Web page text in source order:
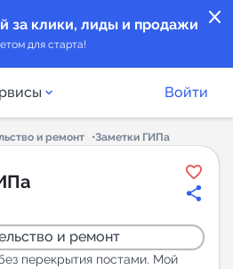
close
за клики, лиды и продажи
для старта!
Войти
и ремонт
Заметки ГИПа
и ремонт
перекрытия постами. Мой